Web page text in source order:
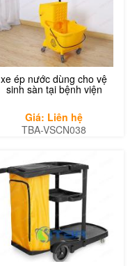
xe ép nước dùng cho vệ
sinh sàn tại bệnh viện
Giá: Liên hệ
TBA-VSCN038